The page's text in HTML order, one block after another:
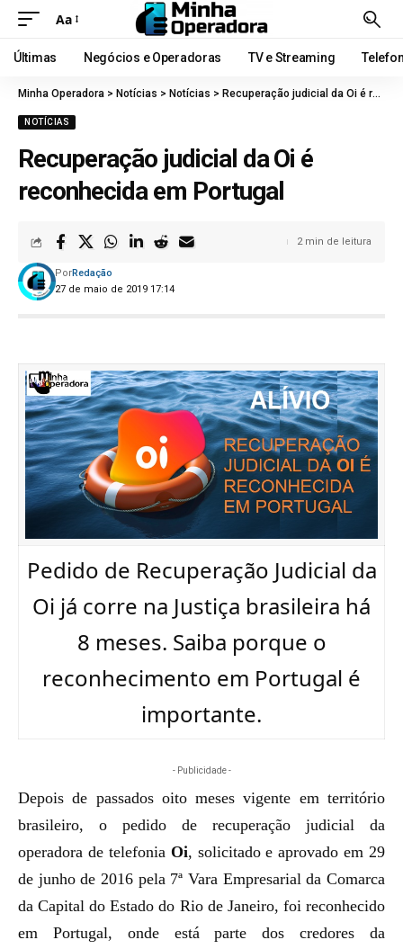
Aa
Últimas Negócios e Operadoras TV e Streaming
Minha Operadora > Notícias > Notícias > Recuperação judicial da Oi é reconhecida em Portugal
NOTÍCIAS
Recuperação judicial da Oi é
reconhecida em Portugal
27 de maio de 2019 17:14
PorRedação
2 min de leitura
Pedido de Recuperação Judicial da
Oi já corre na Justiça brasileira há
8 meses. Saiba porque o
reconhecimento em Portugal é
importante.
- Publicidade -
Depois de passados oito meses vigente em território
brasileiro, o pedido de recuperação judicial da
operadora de telefonia Oi, solicitado e aprovado em 29
de junho de 2016 pela 7ª Vara Empresarial da Comarca
da Capital do Estado do Rio de Janeiro, foi reconhecido
em Portugal, onde está parte dos credores da